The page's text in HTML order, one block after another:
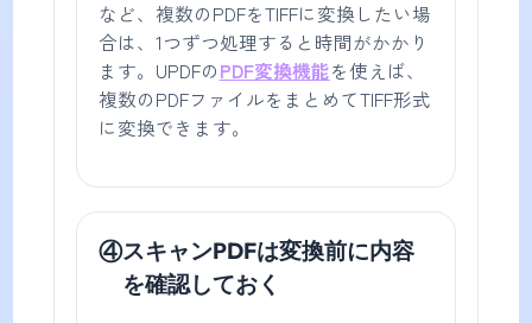
など、複数のPDFをTIFFに変換したい場
合は、1つずつ処理すると時間がかかり
ます。UPDFのPDF変換機能を使えば、
複数のPDFファイルをまとめてTIFF形式
に変換できます。
④スキャンPDFは変換前に内容
を確認しておく